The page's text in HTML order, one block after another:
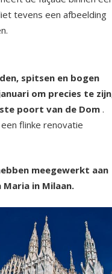
tevens een afbeelding
spitsen en bogen
om precies te
poort van de Dom .
flinke renovatie
meegewerkt aan
in Milaan.